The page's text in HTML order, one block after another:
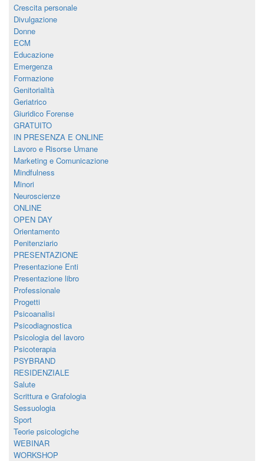
Crescita personale
Divulgazione
Donne
ECM
Educazione
Emergenza
Formazione
Genitorialità
Geriatrico
Giuridico Forense
GRATUITO
IN PRESENZA E ONLINE
Lavoro e Risorse Umane
Marketing e Comunicazione
Mindfulness
Minori
Neuroscienze
ONLINE
OPEN DAY
Orientamento
Penitenziario
PRESENTAZIONE
Presentazione Enti
Presentazione libro
Professionale
Progetti
Psicoanalisi
Psicodiagnostica
Psicologia del lavoro
Psicoterapia
PSYBRAND
RESIDENZIALE
Salute
Scrittura e Grafologia
Sessuologia
Sport
Teorie psicologiche
WEBINAR
WORKSHOP